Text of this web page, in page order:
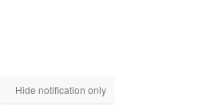
Hide notification only